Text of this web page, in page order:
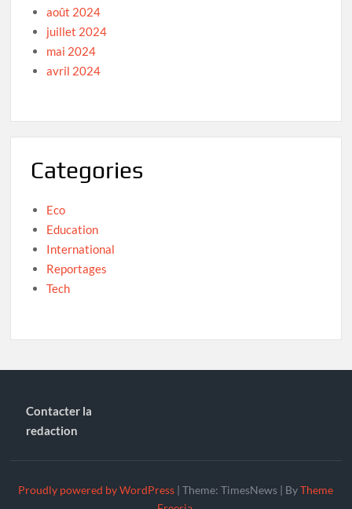
août 2024
juillet 2024
mai 2024
avril 2024
Categories
Eco
Education
International
Reportages
Tech
Contacter la
redaction
Proudly powered by WordPress |Theme: TimesNews | ByTheme